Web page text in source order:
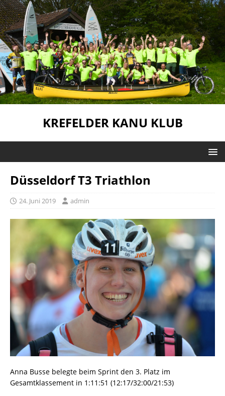
KREFELDER KANU KLUB
Düsseldorf T3 Triathlon
24. Juni 2019 admin
Anna Busse belegte beim Sprint den 3. Platz im
Gesamtklassement in 1:11:51 (12:17/32:00/21:53)